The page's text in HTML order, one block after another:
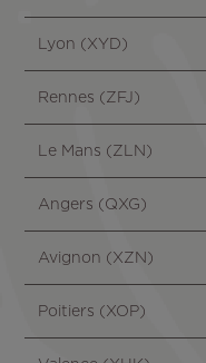
Lyon (XYD)
Rennes (ZFJ)
Le Mans (ZLN)
Angers (QXG)
Avignon (XZN)
Poitiers (XOP)